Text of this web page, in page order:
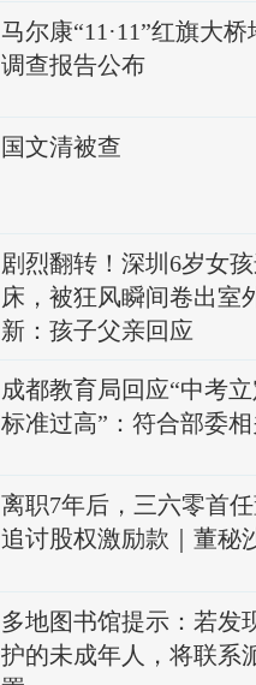
马尔康“11·11”红旗大
调查报告公布
国文清被查
剧烈翻转！深圳6岁女
床，被狂风瞬间卷出室
新：孩子父亲回应
成都教育局回应“中考
标准过高”：符合部委
离职7年后，三六零首
追讨股权激励款｜董秘
多地图书馆提示：若发
护的未成年人，将联系